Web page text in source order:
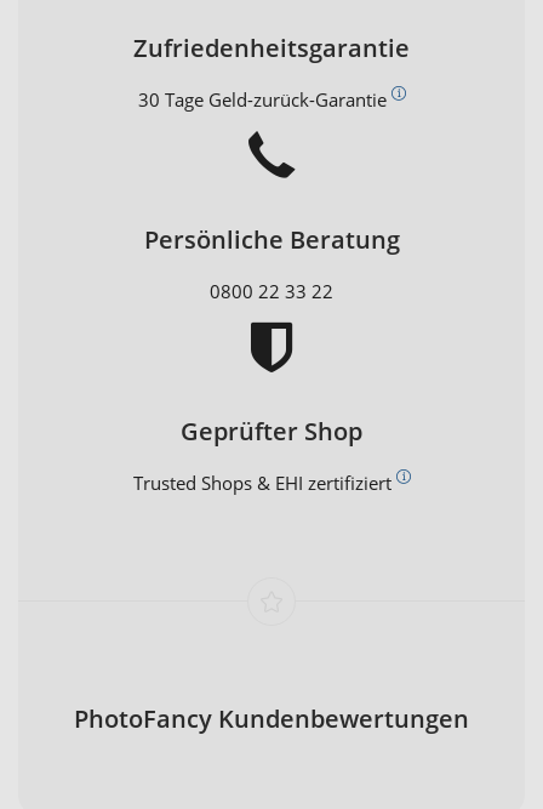
Zufriedenheitsgarantie
30 Tage Geld-zurück-Garantie
Persönliche Beratung
0800 22 33 22
Geprüfter Shop
Trusted Shops & EHI zertifiziert
PhotoFancy Kundenbewertungen